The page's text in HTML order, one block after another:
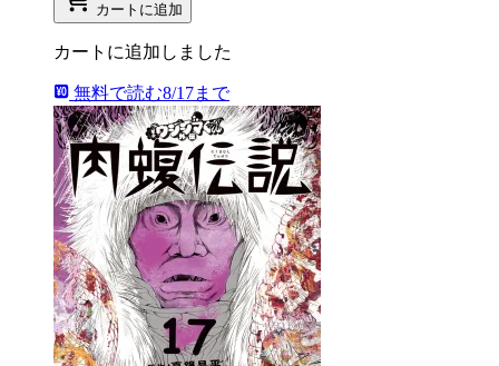
カートに追加
カートに追加しました
無料で読む8/17まで